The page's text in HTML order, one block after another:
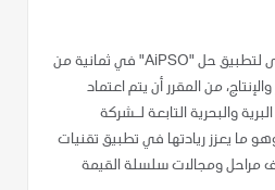
وبعد استكمال المرحلة الأولى لتطبيق حل "AiPSO" في ثمانية من
من المقرر أن يتم اعتماد
والبحرية التابعة لـشركة
بحلول عام 2027، وهو ما يعزز ريادتها في تطبيق تقنيات
مراحل ومجالات سلسلة القيمة